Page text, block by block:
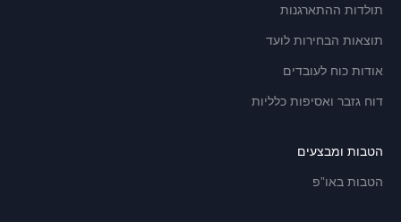
תולדות ההתארגנות
תוצאות הבחירות לועד
אודות כוח לעובדים
דוח גזבר ואסיפות כלליות
הטבות ומבצעים
הטבות באו”פ